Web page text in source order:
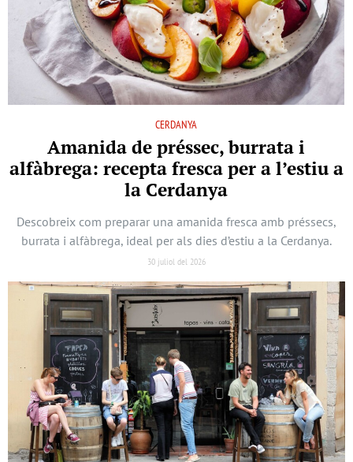
CERDANYA
Amanida de préssec, burrata i
alfàbrega: recepta fresca per a l’estiu a
la Cerdanya
Descobreix com preparar una amanida fresca amb préssecs,
burrata i alfàbrega, ideal per als dies d’estiu a la Cerdanya.
30 juliol del 2026